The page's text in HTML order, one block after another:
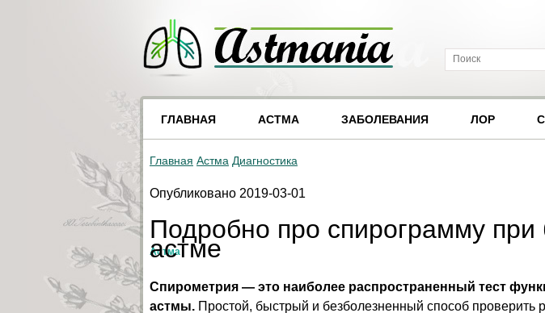
ГЛАВНАЯ АСТМА ЗАБОЛЕВАНИЯ ЛОР
Главная Астма Диагностика
Опубликовано 2019-03-01
Подробно про спирограмму при
астме
Астма
Спирометрия — это наиболее распространенный тест
астмы. Простой, быстрый и безболезненный способ проверить